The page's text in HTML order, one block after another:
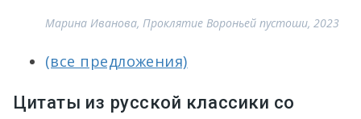
Марина Иванова, Проклятие Вороньей пустоши, 2023
(все предложения)
Цитаты из русской классики со